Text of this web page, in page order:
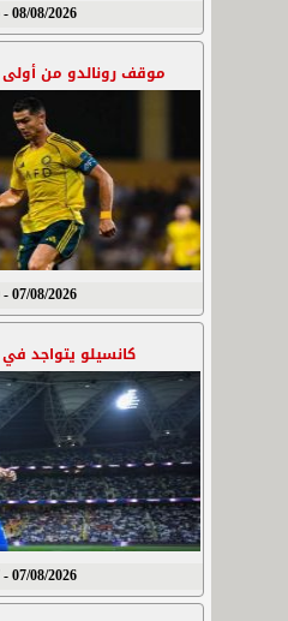
08/08/2026 - 1:15 م
موقف رونالدو من
07/08/2026 - 8:50 م
كانسيلو يتواجد في
07/08/2026 - 8:47 م